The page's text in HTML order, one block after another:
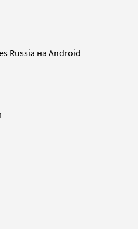
Russia на Android